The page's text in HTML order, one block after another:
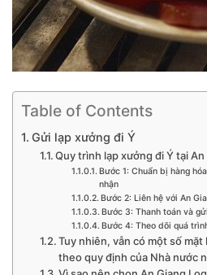
Table of Contents
Gửi lạp xưởng đi Ý
Quy trình lạp xưởng đi Ý tại
Bước 1: Chuẩn bị hàng
nhận
Bước 2: Liên hệ với An
Bước 3: Thanh toán và
Bước 4: Theo dõi quá
Tuy nhiên, vẫn có một số mặt
theo quy định của Nhà nước